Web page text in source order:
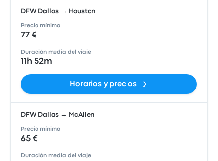
DFW Dallas → Houston
Precio mínimo
77 €
Duración media del viaje
11h 52m
Horarios y precios
DFW Dallas → McAllen
Precio mínimo
65 €
Duración media del viaje